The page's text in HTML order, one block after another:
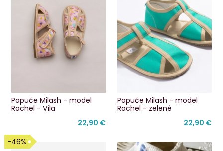
Papuče Milash - model
Rachel - Víla
22,90 €
Papuče Milash - model
Rachel - zelené
22,90 €
-46%